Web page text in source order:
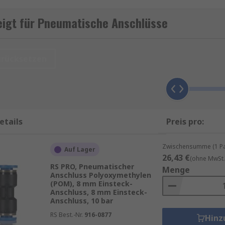
den Betrieb mit optimaler Leistung zu gewährleisten.
einschließlich Gewinde-zu Rohr- und Rohr-
und Adapter sowie Anbau- und
ein Außengewinde oder ein Innengewinde, das so
angeschlossen wird.
bilden, erfordern jedoch eine zusätzliche
sind dafür vorgesehen, eine luftdichte Abdichtung zu
für Pneumatische Anschlüsse
Preis pro:
Auf Lager
RS PRO, Pneumatischer
Anschluss Polyoxymethylen
(POM), 8 mm Einsteck-
Anschluss, 8 mm Einsteck-
Anschluss, 10 bar
RS Best.-Nr. 916-0877
Zwischensumme (1
26,43 €(ohne
Menge